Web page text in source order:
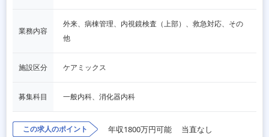
業務内容
外来、病棟管理、内視鏡検査（上部）、救急対応、その
他
施設区分 ケアミックス
募集科目 一般内科、消化器内科
この求人のポイント 年収1800万円可能 当直なし